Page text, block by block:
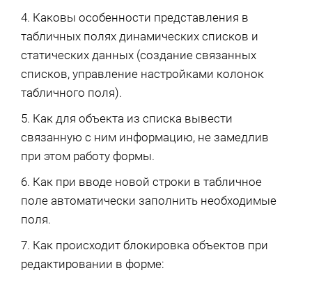
4. Каковы особенности представления в
табличных полях динамических списков и
статических данных (создание связанных
списков, управление настройками колонок
табличного поля).
5. Как для объекта из списка вывести
связанную с ним информацию, не замедлив
при этом работу формы.
6. Как при вводе новой строки в табличное
поле автоматически заполнить необходимые
поля.
7. Как происходит блокировка объектов при
редактировании в форме: